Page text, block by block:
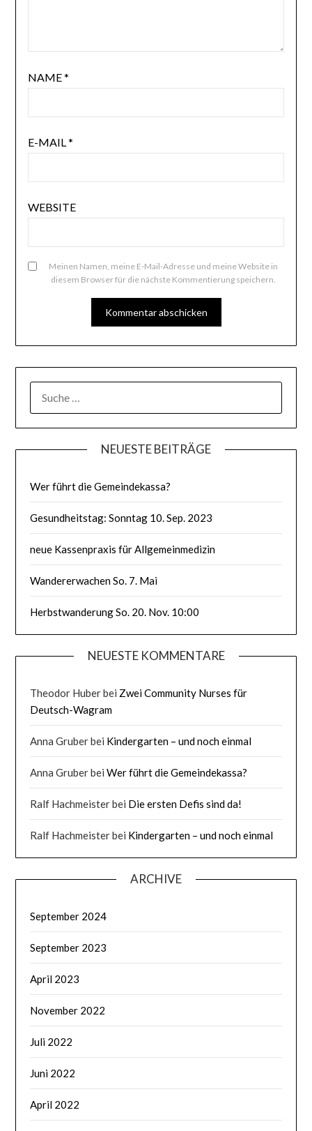
NAME*
E-MAIL*
WEBSITE
Meinen Namen, meine E-Mail-Adresse und meine Website in
diesem Browser für die nächste Kommentierung speichern.
NACH:
NEUESTE BEITRÄGE
Wer führt die Gemeindekassa?
Gesundheitstag: Sonntag 10. Sep. 2023
neue Kassenpraxis für Allgemeinmedizin
Wandererwachen So. 7. Mai
Herbstwanderung So. 20. Nov. 10:00
NEUESTE KOMMENTARE
Theodor Huberbei Zwei Community Nurses für
Deutsch-Wagram
Anna Gruberbei Kindergarten – und noch einmal
Anna GruberbeiWer führt die Gemeindekassa?
Ralf Hachmeisterbei Die ersten Defis sind da!
Ralf Hachmeisterbei Kindergarten – und noch einmal
ARCHIVE
September 2024
September 2023
April 2023
November 2022
Juli 2022
Juni 2022
April 2022